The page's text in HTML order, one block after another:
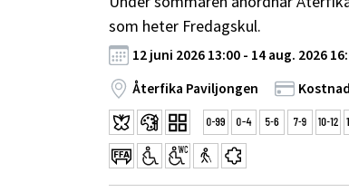
som heter Fredagskul.
12 juni 2026 13:00 - 14 aug. 2026
Återfika Paviljongen